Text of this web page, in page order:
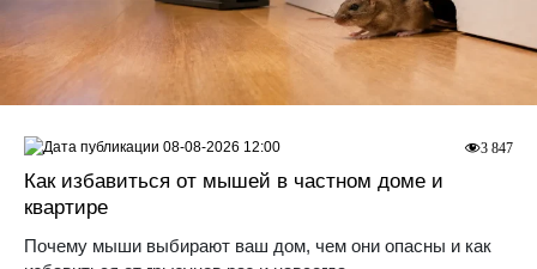
Как избавиться от мышей в частном доме и
квартире
Почему мыши выбирают ваш дом, чем они опасны и как
3 847
08-08-2026 12:00